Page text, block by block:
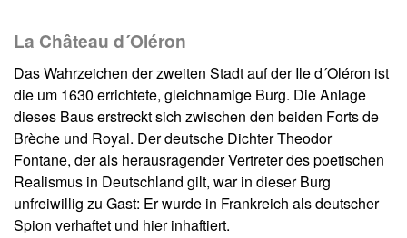
La Château d´Oléron
Das Wahrzeichen der zweiten Stadt auf der Ile d´Oléron ist
die um 1630 errichtete, gleichnamige Burg. Die Anlage
dieses Baus erstreckt sich zwischen den beiden Forts de
Brèche und Royal. Der deutsche Dichter Theodor
Fontane, der als herausragender Vertreter des poetischen
Realismus in Deutschland gilt, war in dieser Burg
unfreiwillig zu Gast: Er wurde in Frankreich als deutscher
Spion verhaftet und hier inhaftiert.